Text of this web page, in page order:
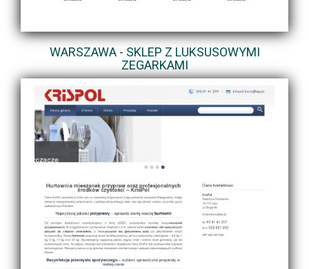
WARSZAWA - SKLEP Z LUKSUSOWYMI
ZEGARKAMI